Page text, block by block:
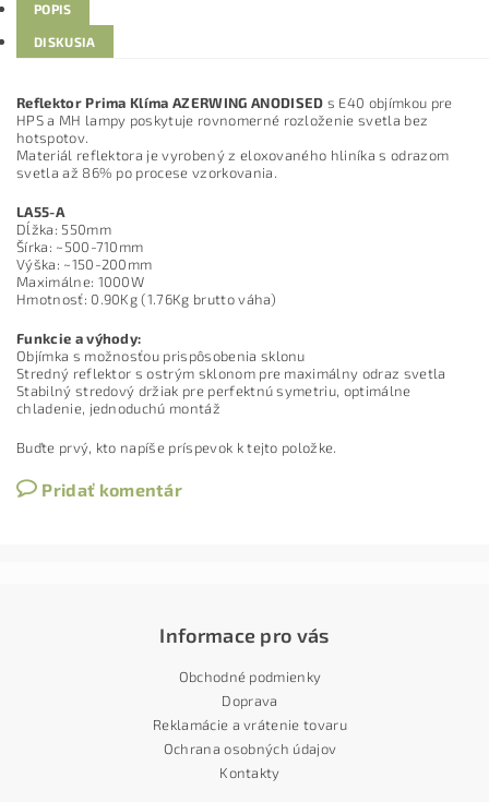
POPIS
DISKUSIA
Reflektor Prima Klíma AZERWING ANODISED s E40 objímkou pre
HPS a MH lampy poskytuje rovnomerné rozloženie svetla bez
hotspotov.
Materiál reflektora je vyrobený z eloxovaného hliníka s odrazom
svetla až 86% po procese vzorkovania.
LA55-A
Dĺžka: 550mm
Šírka: ~500-710mm
Výška: ~150-200mm
Maximálne: 1000W
Hmotnosť: 0.90Kg (1.76Kg brutto váha)
Funkcie a výhody:
Objímka s možnosťou prispôsobenia sklonu
Stredný reflektor s ostrým sklonom pre maximálny odraz svetla
Stabilný stredový držiak pre perfektnú symetriu, optimálne
chladenie, jednoduchú montáž
Buďte prvý, kto napíše príspevok k tejto položke.
Pridať komentár
Informace pro vás
Obchodné podmienky
Doprava
Reklamácie a vrátenie tovaru
Ochrana osobných údajov
Kontakty